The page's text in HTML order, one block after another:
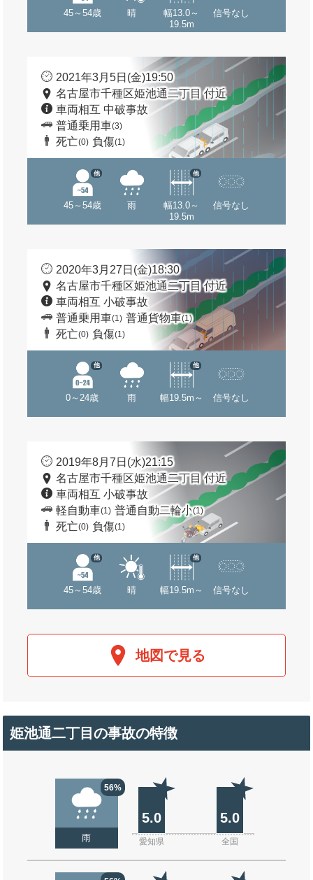
45～54歳 晴
幅13.0～
19.5m
信号なし
2021年3月5日(金)19:50
名古屋市千種区姫池通二丁目 付近
車両相互 中破事故
普通乗用車(3)
死亡(0) 負傷(1)
45～54歳
他
雨
幅13.0～
19.5m
他
信号なし
2020年3月27日(金)18:30
名古屋市千種区姫池通二丁目 付近
車両相互 小破事故
普通乗用車(1) 普通貨物車(1)
死亡(0) 負傷(1)
0～24歳
他
雨 幅19.5m～
他
信号なし
2019年8月7日(水)21:15
名古屋市千種区姫池通二丁目 付近
車両相互 小破事故
軽自動車(1) 普通自動二輪小(1)
死亡(0) 負傷(1)
45～54歳
他
晴 幅19.5m～
他
信号なし
地図で見る
姫池通二丁目の事故の特徴
56%
雨
5.0 5.0
愛知県 全国